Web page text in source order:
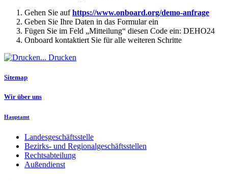
Gehen Sie aufhttps://www.onboard.org/demo-anfrage
Geben Sie Ihre Daten in das Formular ein
Fügen Sie im Feld „Mitteilung“ diesen Code ein: DEHO24
Onboard kontaktiert Sie für alle weiteren Schritte
Drucken
Sitemap
Wir über uns
Hauptamt
Landesgeschäftsstelle
Bezirks- und Regionalgeschäftsstellen
Rechtsabteilung
Außendienst